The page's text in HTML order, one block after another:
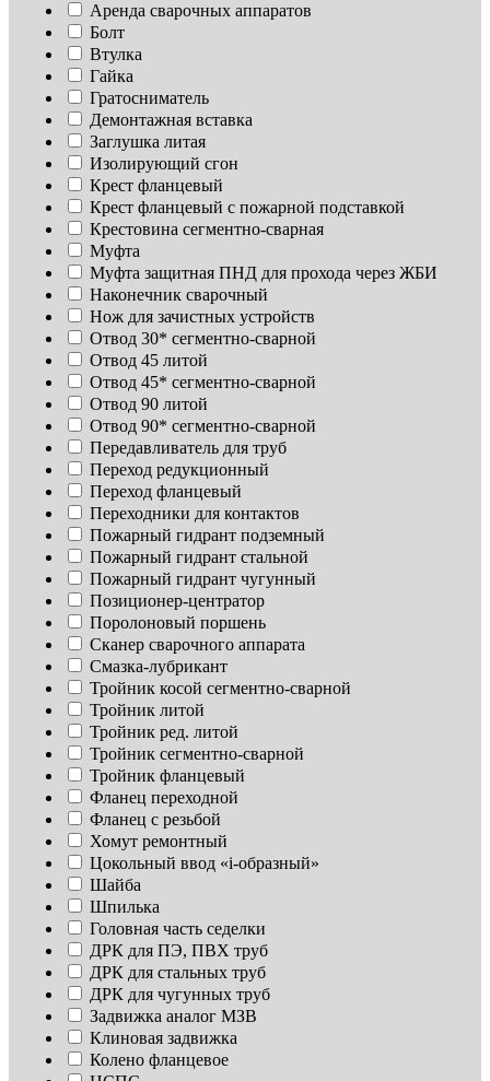
Аренда сварочных аппаратов
Болт
Втулка
Гайка
Гратосниматель
Демонтажная вставка
Заглушка литая
Изoлирующий сгон
Крест фланцевый
Крест фланцевый с пожарной подставкой
Крестовина сегментно-сварная
Муфта
Муфта защитная ПНД для прохода через ЖБИ
Наконечник сварочный
Нож для зачистных устройств
Отвод 30* сегментно-сварной
Отвод 45 литой
Отвод 45* сегментно-сварной
Отвод 90 литой
Отвод 90* сегментно-сварной
Передавливатель для труб
Переход редукционный
Переход фланцевый
Переходники для контактов
Пожарный гидрант подземный
Пожарный гидрант стальной
Пожарный гидрант чугунный
Позиционер-центратор
Поролоновый поршень
Сканер сварочного аппарата
Смазка-лубрикант
Тройник косой сегментно-сварной
Тройник литой
Тройник ред. литой
Тройник сегментно-сварной
Тройник фланцевый
Фланец переходной
Фланец с резьбой
Хомут ремонтный
Цокольный ввод «i-образный»
Шайба
Шпилька
Головная часть седелки
ДРК для ПЭ, ПВХ труб
ДРК для стальных труб
ДРК для чугунных труб
Задвижка аналог МЗВ
Клиновая задвижка
Колено фланцевое